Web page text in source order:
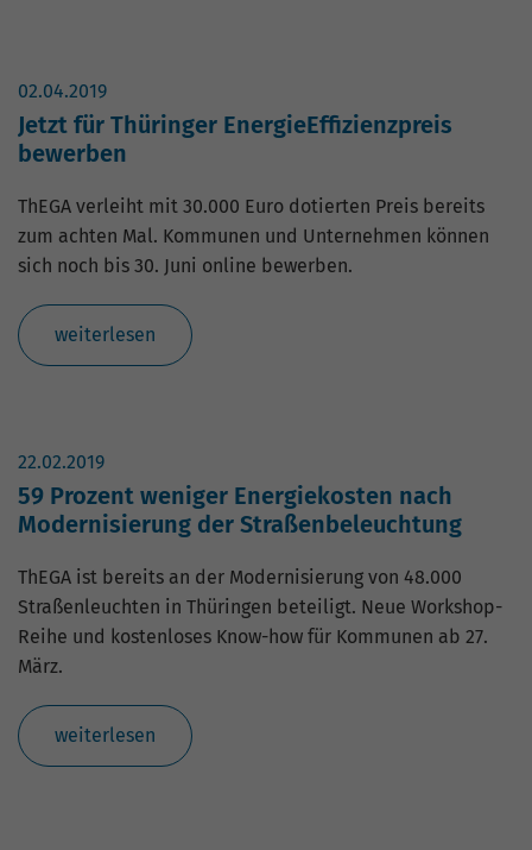
02.04.2019
Jetzt für Thüringer EnergieEffizienzpreis
bewerben
ThEGA verleiht mit 30.000 Euro dotierten Preis bereits
zum achten Mal. Kommunen und Unternehmen können
sich noch bis 30. Juni online bewerben.
weiterlesen
22.02.2019
59 Prozent weniger Energiekosten nach
Modernisierung der Straßenbeleuchtung
ThEGA ist bereits an der Modernisierung von 48.000
Straßenleuchten in Thüringen beteiligt. Neue Workshop-
Reihe und kostenloses Know-how für Kommunen ab 27.
März.
weiterlesen